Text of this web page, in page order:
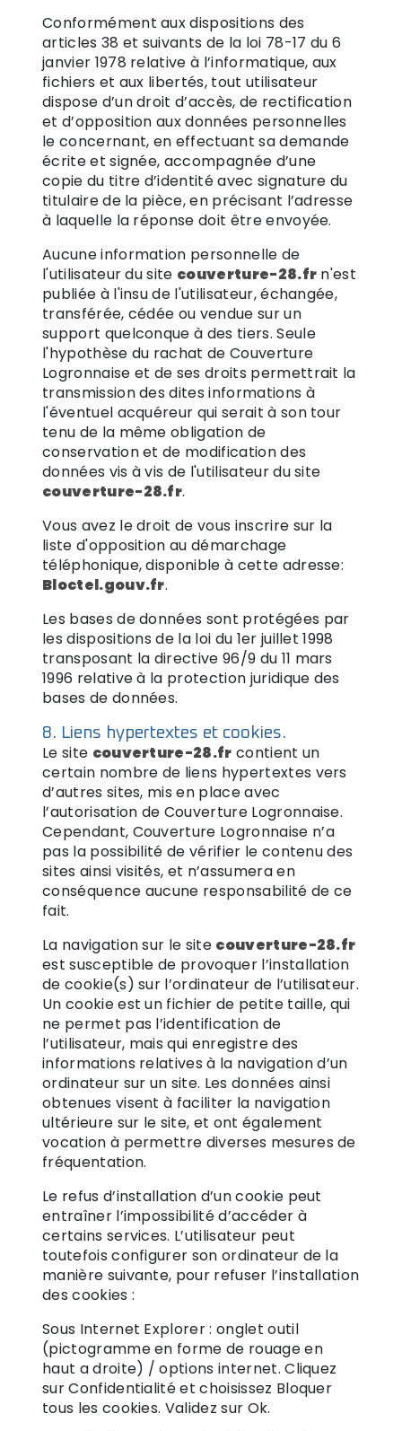
Conformément aux dispositions des
articles 38 et suivants de la loi 78-17 du 6
janvier 1978 relative à l’informatique, aux
fichiers et aux libertés, tout utilisateur
dispose d’un droit d’accès, de rectification
et d’opposition aux données personnelles
le concernant, en effectuant sa demande
écrite et signée, accompagnée d’une
copie du titre d’identité avec signature du
titulaire de la pièce, en précisant l’adresse
à laquelle la réponse doit être envoyée.
Aucune information personnelle de
l'utilisateur du site couverture-28.fr n'est
publiée à l'insu de l'utilisateur, échangée,
transférée, cédée ou vendue sur un
support quelconque à des tiers. Seule
l'hypothèse du rachat de Couverture
Logronnaise et de ses droits permettrait la
transmission des dites informations à
l'éventuel acquéreur qui serait à son tour
tenu de la même obligation de
conservation et de modification des
données vis à vis de l'utilisateur du site
couverture-28.fr.
Vous avez le droit de vous inscrire sur la
liste d'opposition au démarchage
téléphonique, disponible à cette adresse:
Bloctel.gouv.fr.
Les bases de données sont protégées par
les dispositions de la loi du 1er juillet 1998
transposant la directive 96/9 du 11 mars
1996 relative à la protection juridique des
bases de données.
8. Liens hypertextes et cookies.
Le site couverture-28.fr contient un
certain nombre de liens hypertextes vers
d’autres sites, mis en place avec
l’autorisation de Couverture Logronnaise.
Cependant, Couverture Logronnaise n’a
pas la possibilité de vérifier le contenu des
sites ainsi visités, et n’assumera en
conséquence aucune responsabilité de ce
fait.
La navigation sur le site couverture-28.fr
est susceptible de provoquer l’installation
de cookie(s) sur l’ordinateur de l’utilisateur.
Un cookie est un fichier de petite taille, qui
ne permet pas l’identification de
l’utilisateur, mais qui enregistre des
informations relatives à la navigation d’un
ordinateur sur un site. Les données ainsi
obtenues visent à faciliter la navigation
ultérieure sur le site, et ont également
vocation à permettre diverses mesures de
fréquentation.
Le refus d’installation d’un cookie peut
entraîner l’impossibilité d’accéder à
certains services. L’utilisateur peut
toutefois configurer son ordinateur de la
manière suivante, pour refuser l’installation
des cookies :
Sous Internet Explorer : onglet outil
(pictogramme en forme de rouage en
haut a droite) / options internet. Cliquez
sur Confidentialité et choisissez Bloquer
tous les cookies. Validez sur Ok.